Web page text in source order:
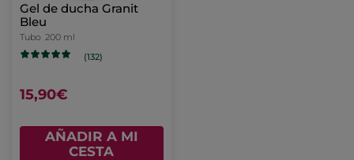
Gel de ducha Granit
Bleu
Tubo 200 ml
(132)
15,90€
AÑADIR A MI
CESTA